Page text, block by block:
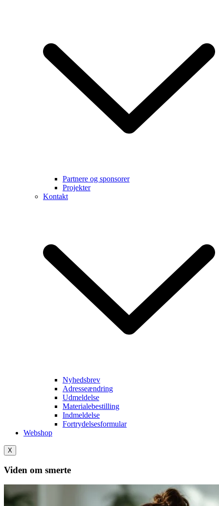
Partnere og sponsorer
Projekter
Kontakt
Nyhedsbrev
Adresseændring
Udmeldelse
Materialebestilling
Indmeldelse
Fortrydelsesformular
Webshop
X
Viden om smerte